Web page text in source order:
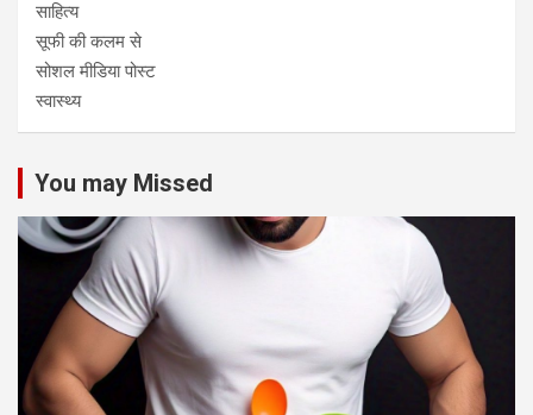
साहित्य
सूफी की कलम से
सोशल मीडिया पोस्ट
स्वास्थ्य
You may Missed